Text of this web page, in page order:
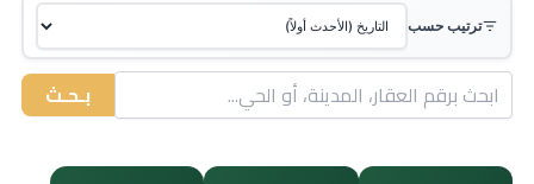
ترتيب حسب
بـحـث